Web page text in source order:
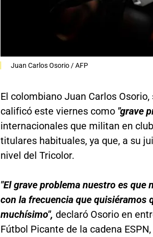
Juan Carlos Osorio / AFP
El colombiano Juan Carlos
calificó este viernes como"grave
internacionales que militan en
titulares habituales, ya que, a su
nivel del Tricolor.
"El grave problema nuestro es que
con la frecuencia que quisiéramos
muchísimo", declaró Osorio en
Fútbol Picante de la cadena